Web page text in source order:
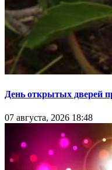
День открытых дверей
07 августа, 2026 18:48